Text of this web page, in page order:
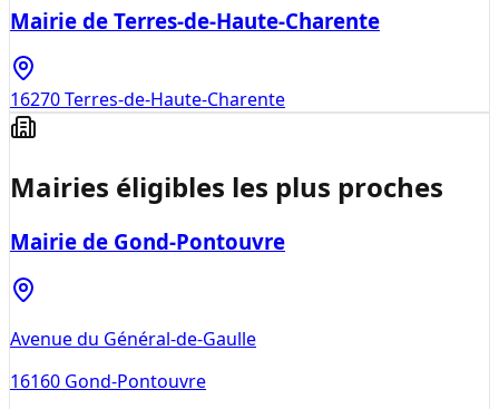
Mairie de Terres-de-Haute-Charente
16270Terres-de-Haute-Charente
Mairies éligibles les plus proches
Mairie de Gond-Pontouvre
Avenue du Général-de-Gaulle
16160 Gond-Pontouvre